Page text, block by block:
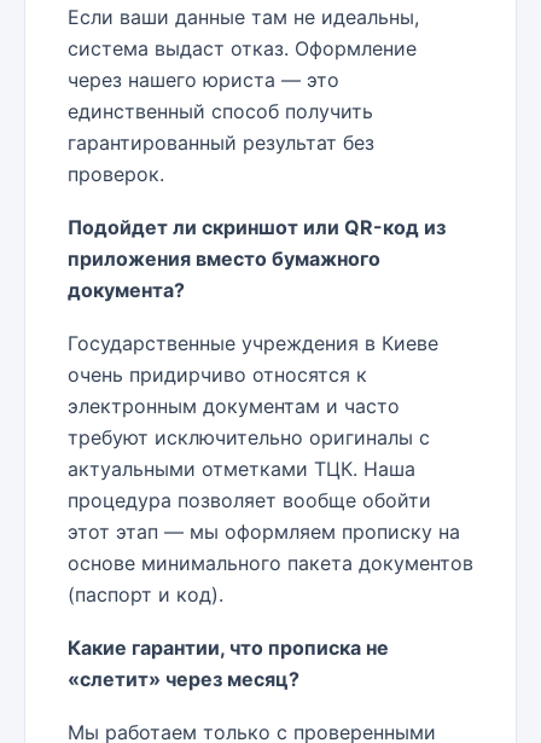
Если ваши данные там не идеальны,
система выдаст отказ. Оформление
через нашего юриста — это
единственный способ получить
гарантированный результат без
проверок.
Подойдет ли скриншот или QR-код из
приложения вместо бумажного
документа?
Государственные учреждения в Киеве
очень придирчиво относятся к
электронным документам и часто
требуют исключительно оригиналы с
актуальными отметками ТЦК. Наша
процедура позволяет вообще обойти
этот этап — мы оформляем прописку на
основе минимального пакета документов
(паспорт и код).
Какие гарантии, что прописка не
«слетит» через месяц?
Мы работаем только с проверенными